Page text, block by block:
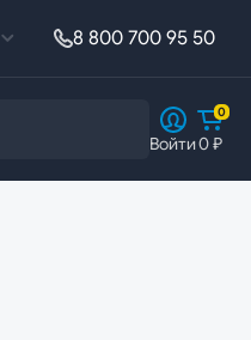
8 800 700 95 50
Войти
0
0 ₽